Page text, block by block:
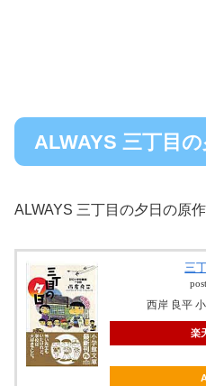
ALWAYS 三丁目
ALWAYS 三丁目の夕日の原
三
西岸 良平
楽